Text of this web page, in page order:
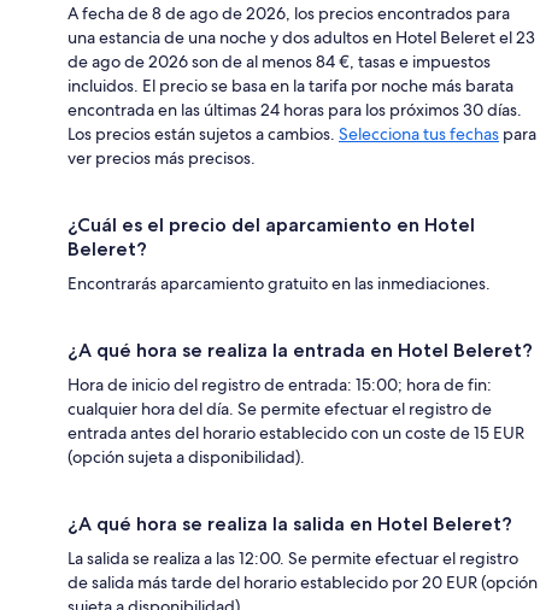
A fecha de 8 de ago de 2026, los precios encontrados para
una estancia de una noche y dos adultos en Hotel Beleret el 23
de ago de 2026 son de al menos 84 €, tasas e impuestos
incluidos. El precio se basa en la tarifa por noche más barata
encontrada en las últimas 24 horas para los próximos 30 días.
Los precios están sujetos a cambios. Selecciona tus fechas para
ver precios más precisos.
¿Cuál es el precio del aparcamiento en Hotel
Beleret?
Encontrarás aparcamiento gratuito en las inmediaciones.
¿A qué hora se realiza la entrada en Hotel Beleret?
Hora de inicio del registro de entrada: 15:00; hora de fin:
cualquier hora del día. Se permite efectuar el registro de
entrada antes del horario establecido con un coste de 15 EUR
(opción sujeta a disponibilidad).
¿A qué hora se realiza la salida en Hotel Beleret?
La salida se realiza a las 12:00. Se permite efectuar el registro
de salida más tarde del horario establecido por 20 EUR (opción